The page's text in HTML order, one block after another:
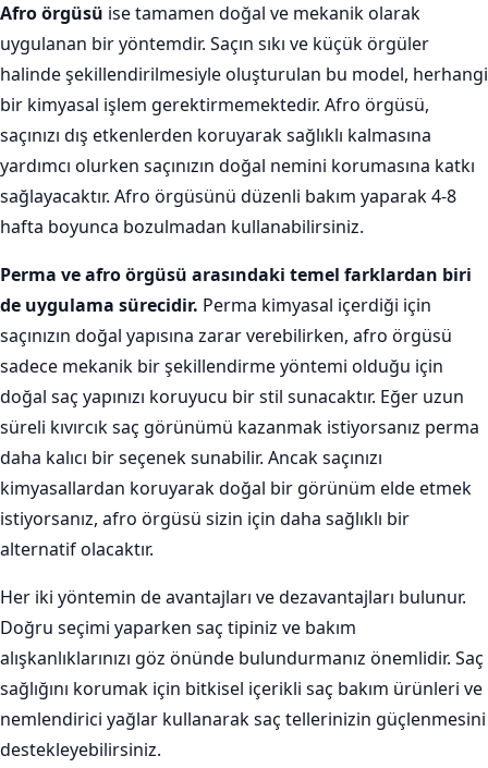
Afro örgüsü ise tamamen doğal ve mekanik olarak
uygulanan bir yöntemdir. Saçın sıkı ve küçük örgüler
halinde şekillendirilmesiyle oluşturulan bu model, herhangi
bir kimyasal işlem gerektirmemektedir. Afro örgüsü,
saçınızı dış etkenlerden koruyarak sağlıklı kalmasına
yardımcı olurken saçınızın doğal nemini korumasına katkı
sağlayacaktır. Afro örgüsünü düzenli bakım yaparak 4-8
hafta boyunca bozulmadan kullanabilirsiniz.
Perma ve afro örgüsü arasındaki temel farklardan biri
de uygulama sürecidir. Perma kimyasal içerdiği için
saçınızın doğal yapısına zarar verebilirken, afro örgüsü
sadece mekanik bir şekillendirme yöntemi olduğu için
doğal saç yapınızı koruyucu bir stil sunacaktır. Eğer uzun
süreli kıvırcık saç görünümü kazanmak istiyorsanız perma
daha kalıcı bir seçenek sunabilir. Ancak saçınızı
kimyasallardan koruyarak doğal bir görünüm elde etmek
istiyorsanız, afro örgüsü sizin için daha sağlıklı bir
alternatif olacaktır.
Her iki yöntemin de avantajları ve dezavantajları bulunur.
Doğru seçimi yaparken saç tipiniz ve bakım
alışkanlıklarınızı göz önünde bulundurmanız önemlidir. Saç
sağlığını korumak için bitkisel içerikli saç bakım ürünleri ve
nemlendirici yağlar kullanarak saç tellerinizin güçlenmesini
destekleyebilirsiniz.